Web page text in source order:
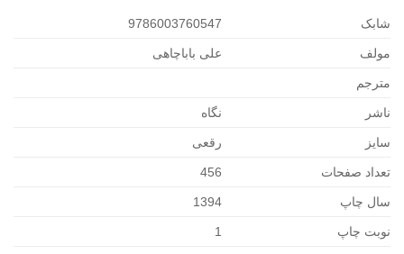
شابک 9786003760547
مولف علی باباچاهی
مترجم
ناشر نگاه
سایز رقعی
تعداد صفحات 456
سال چاپ 1394
نوبت چاپ 1